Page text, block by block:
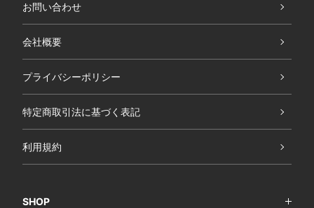
お問い合わせ
会社概要
プライバシーポリシー
特定商取引法に基づく表記
利用規約
SHOP